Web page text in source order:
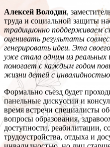
Алексей Володин,
труда и социальной защиты
традиционно поддерживаем
оценивать результаты
генерировать идеи. Эта
уже стала одним из
помогает с каждым годом
жизни детей с
Формально съезд будет
панельные дискуссии и
время встречи специалисты
вопросы образования,
доступности, реабилитации,
трудоустройства, отдыха и